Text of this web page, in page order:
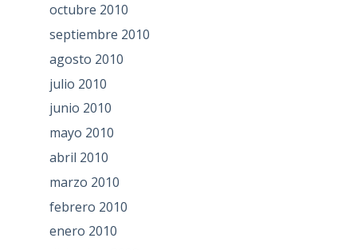
octubre 2010
septiembre 2010
agosto 2010
julio 2010
junio 2010
mayo 2010
abril 2010
marzo 2010
febrero 2010
enero 2010